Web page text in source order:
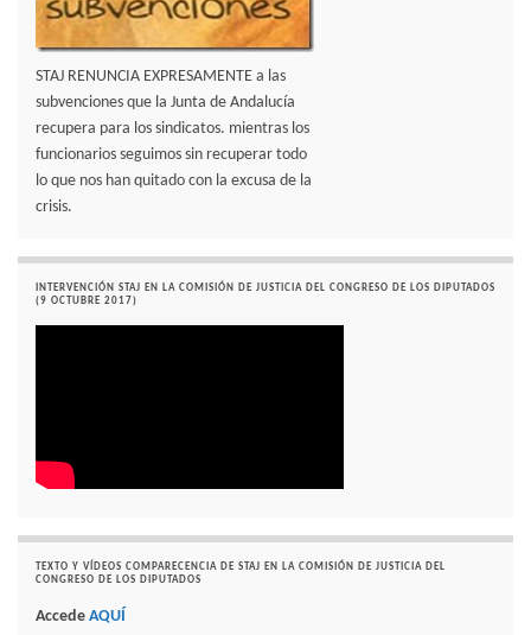
STAJ RENUNCIA EXPRESAMENTE a las
subvenciones que la Junta de Andalucía
recupera para los sindicatos. mientras los
funcionarios seguimos sin recuperar todo
lo que nos han quitado con la excusa de la
crisis.
INTERVENCIÓN STAJ EN LA COMISIÓN DE JUSTICIA DEL CONGRESO DE LOS DIPUTADOS
(9 OCTUBRE 2017)
TEXTO Y VÍDEOS COMPARECENCIA DE STAJ EN LA COMISIÓN DE JUSTICIA DEL
CONGRESO DE LOS DIPUTADOS
Accede AQUÍ